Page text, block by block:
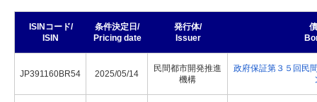
ISINコード/
ISIN
条件決定日/
Pricing date
発行体/
Issuer
JP391160BR54 2025/05/14
民間都市開発推進
機構
政府保証第３５回民